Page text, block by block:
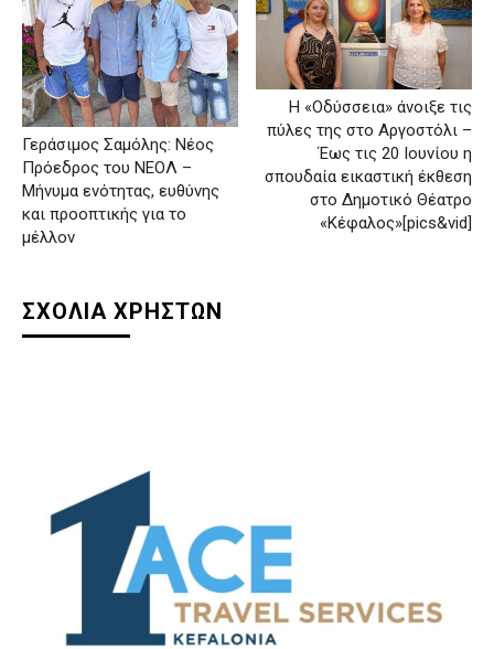
Γεράσιμος Σαμόλης: Νέος
Πρόεδρος του ΝΕΟΛ –
Μήνυμα ενότητας, ευθύνης
και προοπτικής για το
μέλλον
Η «Οδύσσεια» άνοιξε τις
πύλες της στο Αργοστόλι –
Έως τις 20 Ιουνίου η
σπουδαία εικαστική έκθεση
στο Δημοτικό Θέατρο
«Κέφαλος»[pics&vid]
ΣΧΟΛΙΑ ΧΡΗΣΤΩΝ